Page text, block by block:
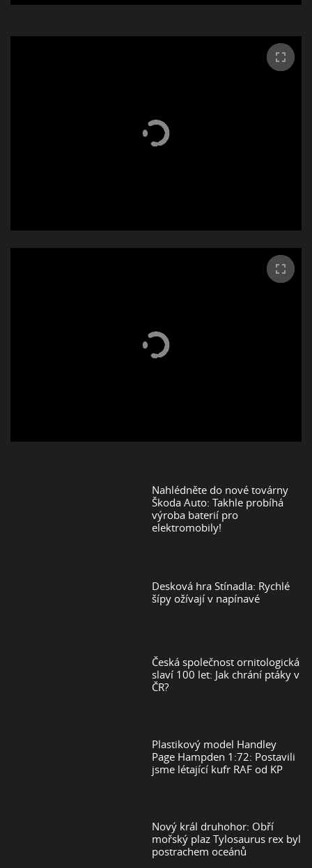
Nahlédněte do nové továrny
Škoda Auto: Takhle probíhá
výroba baterií pro
elektromobily!
Desková hra Stínadla: Rychlé
šípy ožívají v napínavé
Česká společnost ornitologická
slaví 100 let: Jak chrání ptáky v
ČR?
Plastikový model Handley
Page Hampden 1:72: Postavili
jsme létající kufr RAF od KP
Nový král druhohor: Obří
mořský plaz Tylosaurus rex byl
postrachem oceánů